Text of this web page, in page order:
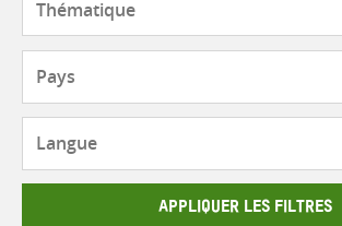
APPLIQUER LES FILTRES